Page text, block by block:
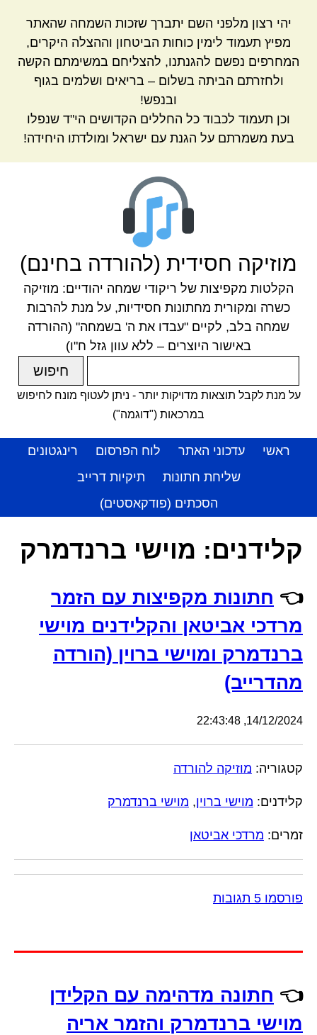
יהי רצון מלפני השם יתברך שזכות השמחה שהאתר
מפיץ תעמוד לימין כוחות הביטחון וההצלה היקרים,
המחרפים נפשם להגנתנו, להצליחם במשימתם הקשה
ולחזרתם הביתה בשלום – בריאים ושלמים בגוף
ובנפש!
וכן תעמוד לכבוד כל החללים הקדושים הי"ד שנפלו
בעת משמרתם על הגנת עם ישראל ומולדתו היחידה!
מוזיקה חסידית (להורדה בחינם)
הקלטות מקפיצות של ריקודי שמחה יהודיים: מוזיקה
כשרה ומקורית מחתונות חסידיות, על מנת להרבות
שמחה בלב, לקיים "עבדו את ה' בשמחה" (ההורדה
באישור היוצרים – ללא עוון גזל ח"ו)
על מנת לקבל תוצאות מדויקות יותר - ניתן לעטוף מונח לחיפוש
במרכאות ("דוגמה")
ראשי עדכוני האתר לוח הפרסום
רינגטונים
שליחת חתונות
תיקיות דרייב
הסכתים (פודקאסטים)
קלידנים: מוישי ברנדמרק
👈 חתונות מקפיצות עם הזמר
מרדכי אביטאן והקלידנים מוישי
ברנדמרק ומוישי ברוין (הורדה
מהדרייב)
14/12/2024, 22:43:48
קטגוריה: מוזיקה להורדה
קלידנים: מוישי ברוין, מוישי ברנדמרק
זמרים: מרדכי אביטאן
פורסמו 5 תגובות
👈 חתונה מדהימה עם הקלידן
מוישי ברנדמרק והזמר אריה